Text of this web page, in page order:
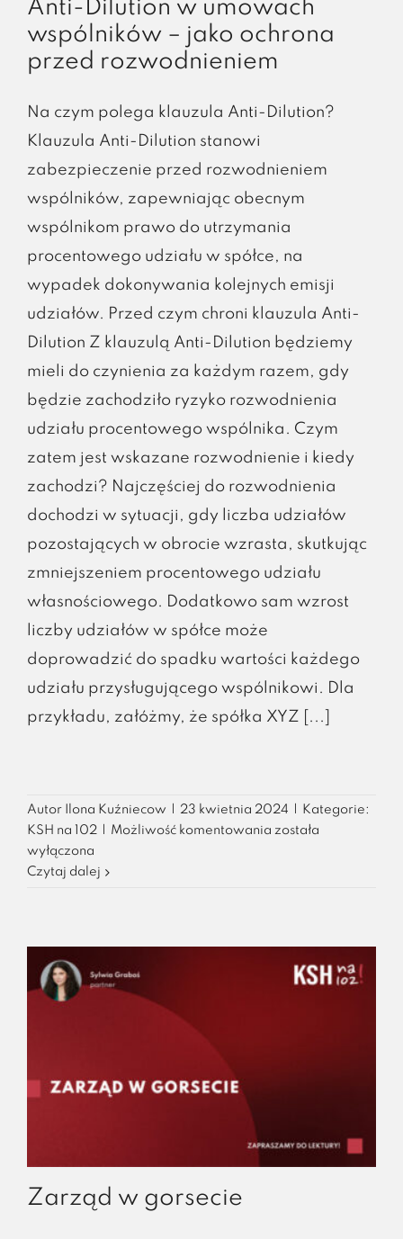
Anti-Dilution w umowach
wspólników – jako ochrona
przed rozwodnieniem
Na czym polega klauzula Anti-Dilution?
Klauzula Anti-Dilution stanowi
zabezpieczenie przed rozwodnieniem
wspólników, zapewniając obecnym
wspólnikom prawo do utrzymania
procentowego udziału w spółce, na
wypadek dokonywania kolejnych emisji
udziałów. Przed czym chroni klauzula Anti-
Dilution Z klauzulą Anti-Dilution będziemy
mieli do czynienia za każdym razem, gdy
będzie zachodziło ryzyko rozwodnienia
udziału procentowego wspólnika. Czym
zatem jest wskazane rozwodnienie i kiedy
zachodzi? Najczęściej do rozwodnienia
dochodzi w sytuacji, gdy liczba udziałów
pozostających w obrocie wzrasta, skutkując
zmniejszeniem procentowego udziału
własnościowego. Dodatkowo sam wzrost
liczby udziałów w spółce może
doprowadzić do spadku wartości każdego
udziału przysługującego wspólnikowi. Dla
przykładu, załóżmy, że spółka XYZ [...]
Autor Ilona Kuźniecow 23 kwietnia 2024
Kategorie:
KSH na 102
Możliwość komentowania Anti-
ochrona
została
wyłączona
Czytaj dalej
Zarząd w gorsecie